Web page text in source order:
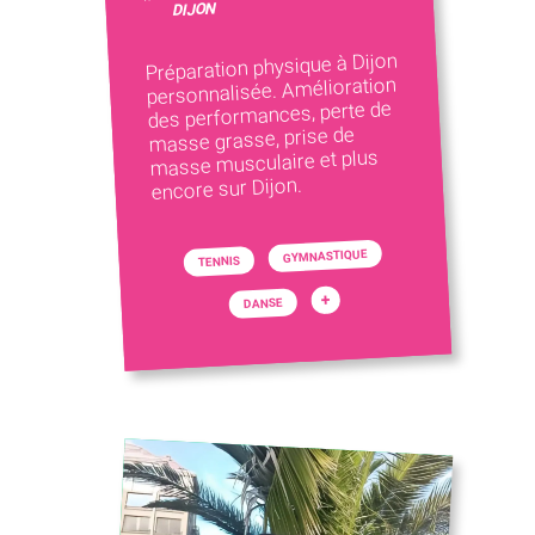
DIJON
Préparation physique à Dijon
personnalisée. Amélioration
des performances, perte de
masse grasse, prise de
masse musculaire et plus
encore sur Dijon.
TENNIS GYMNASTIQUE
DANSE +